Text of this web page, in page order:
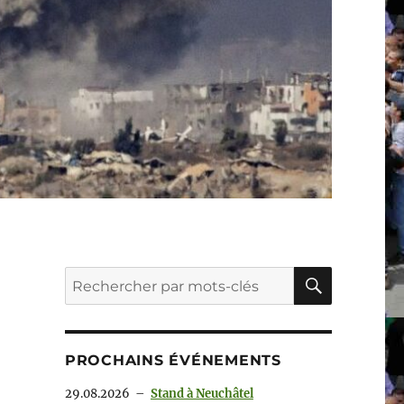
Recherche
pour :
PROCHAINS ÉVÉNEMENTS
29.08.2026 – Stand à Neuchâtel